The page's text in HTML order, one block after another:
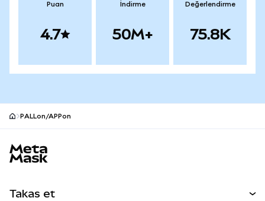
Puan
4.7
İndirme
50M+
Değerlendirme
75.8K
PALLon/APPon
Takas et